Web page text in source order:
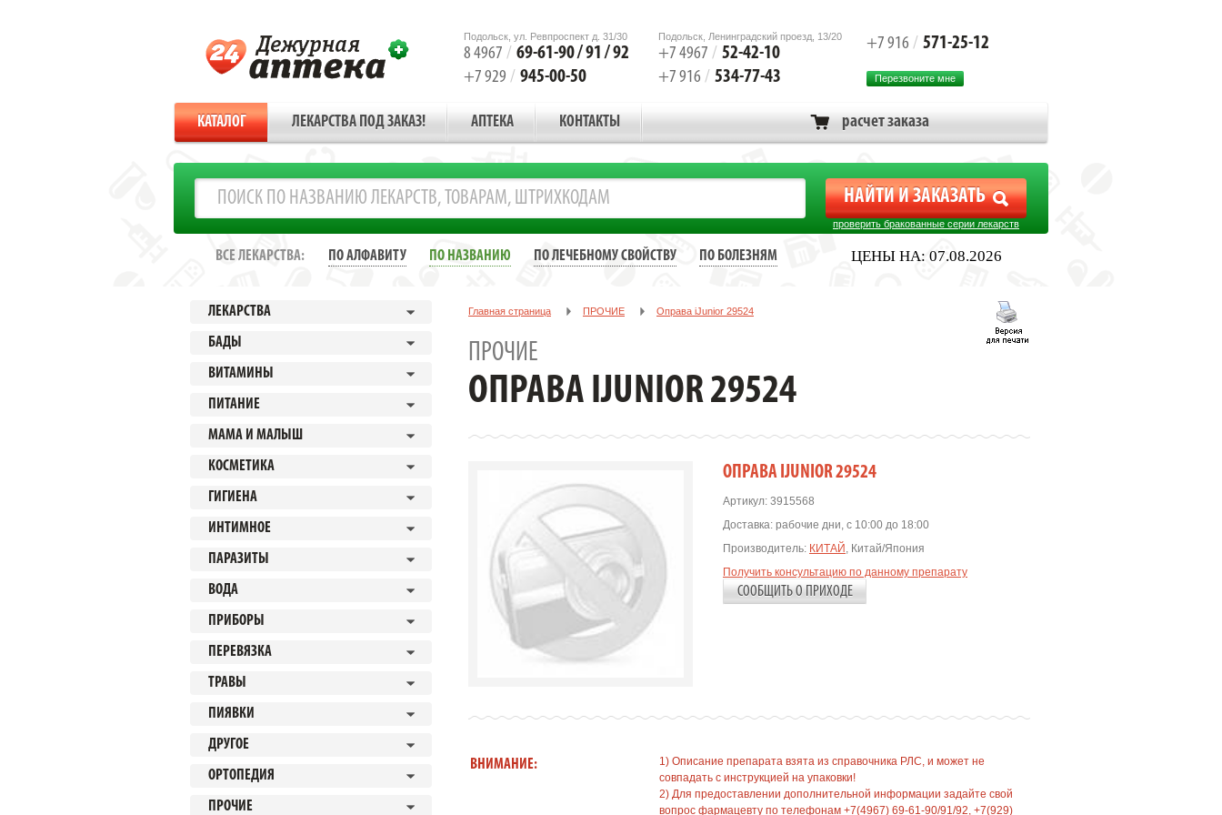
Подольск, ул. Ревпроспект д. 31/30
8 4967 / 69-61-90 / 91 / 92
+7 929 / 945-00-50
Подольск, Ленинградский проезд, 13/20
+7 4967 / 52-42-10
+7 916 / 534-77-43
+7 916 / 571-25-12
Перезвоните мне
КАТАЛОГ ЛЕКАРСТВА ПОД ЗАКАЗ! АПТЕКА КОНТАКТЫ расчет заказа
проверить бракованные серии лекарств
ЦЕНЫ НА: 07.08.2026
ВСЕ ЛЕКАРСТВА: ПО АЛФАВИТУ ПО НАЗВАНИЮ ПО ЛЕЧЕБНОМУ СВОЙСТВУ ПО БОЛЕЗНЯМ
ЛЕКАРСТВА
БАДЫ
ВИТАМИНЫ
ПИТАНИЕ
МАМА И МАЛЫШ
КОСМЕТИКА
ГИГИЕНА
ИНТИМНОЕ
ПАРАЗИТЫ
ВОДА
ПРИБОРЫ
ПЕРЕВЯЗКА
ТРАВЫ
ПИЯВКИ
ДРУГОЕ
ОРТОПЕДИЯ
ПРОЧИЕ
Главная страница ПРОЧИЕ Oправа iJunior 29524
ПРОЧИЕ
OПРАВА IJUNIOR 29524
OПРАВА IJUNIOR 29524
Артикул: 3915568
Доставка: рабочие дни, с 10:00 до 18:00
Производитель: КИТАЙ , Китай/Япония
Получить консультацию по данному препарату
СООБЩИТЬ О ПРИХОДЕ
ВНИМАНИЕ:
1) Описание препарата взята из справочника РЛС, и может не
совпадать с инструкцией на упаковки!
2) Для предоставлении дополнительной информации задайте свой
вопрос фармацевту по телефонам +7(4967) 69-61-90/91/92, +7(929)